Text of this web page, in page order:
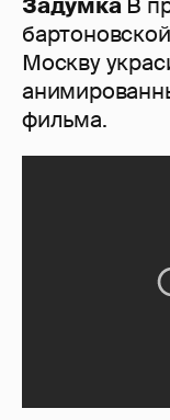
ЗадумкаВ
Москву
фильма.